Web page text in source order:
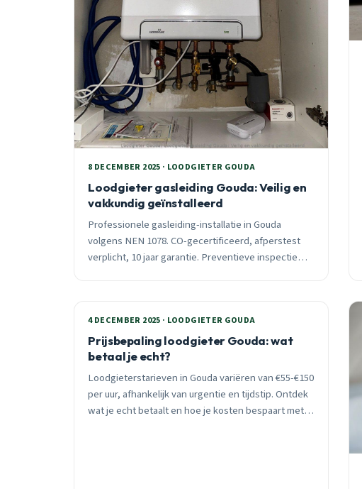
8 DECEMBER 2025 · LOODGIETER GOUDA
Loodgieter gasleiding Gouda: Veilig en
vakkundig geïnstalleerd
Professionele gasleiding-installatie in Gouda
volgens NEN 1078. CO-gecertificeerd, afperstest
verplicht, 10 jaar garantie. Preventieve inspectie
4 DECEMBER 2025 · LOODGIETER GOUDA
Prijsbepaling loodgieter Gouda: wat
betaal je echt?
Loodgieterstarieven in Gouda variëren van €55-€150
per uur, afhankelijk van urgentie en tijdstip. Ontdek
wat je echt betaalt en hoe je kosten bespaart met